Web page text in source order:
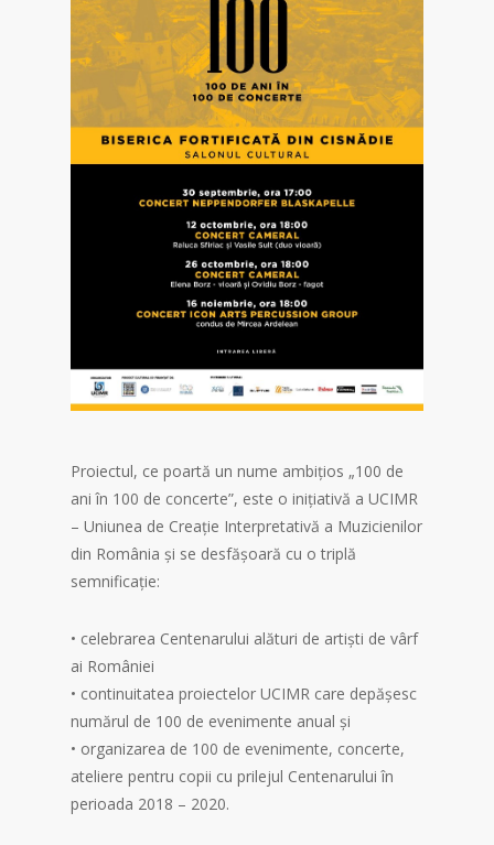
Proiectul, ce poartă un nume ambițios „100 de
ani în 100 de concerte”, este o inițiativă a UCIMR
– Uniunea de Creație Interpretativă a Muzicienilor
din România și se desfășoară cu o triplă
semnificație:
• celebrarea Centenarului alături de artiști de vârf
ai României
• continuitatea proiectelor UCIMR care depășesc
numărul de 100 de evenimente anual și
• organizarea de 100 de evenimente, concerte,
ateliere pentru copii cu prilejul Centenarului în
perioada 2018 – 2020.